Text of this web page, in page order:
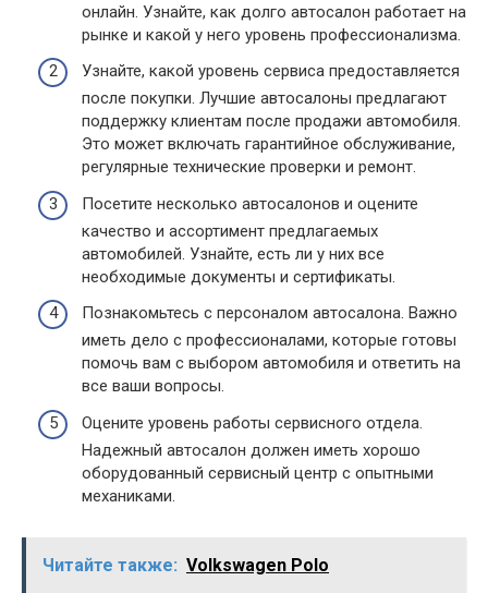
онлайн. Узнайте, как долго автосалон работает на
рынке и какой у него уровень профессионализма.
Узнайте, какой уровень сервиса предоставляется
после покупки. Лучшие автосалоны предлагают
поддержку клиентам после продажи автомобиля.
Это может включать гарантийное обслуживание,
регулярные технические проверки и ремонт.
Посетите несколько автосалонов и оцените
качество и ассортимент предлагаемых
автомобилей. Узнайте, есть ли у них все
необходимые документы и сертификаты.
Познакомьтесь с персоналом автосалона. Важно
иметь дело с профессионалами, которые готовы
помочь вам с выбором автомобиля и ответить на
все ваши вопросы.
Оцените уровень работы сервисного отдела.
Надежный автосалон должен иметь хорошо
оборудованный сервисный центр с опытными
механиками.
Читайте также: Volkswagen Polo